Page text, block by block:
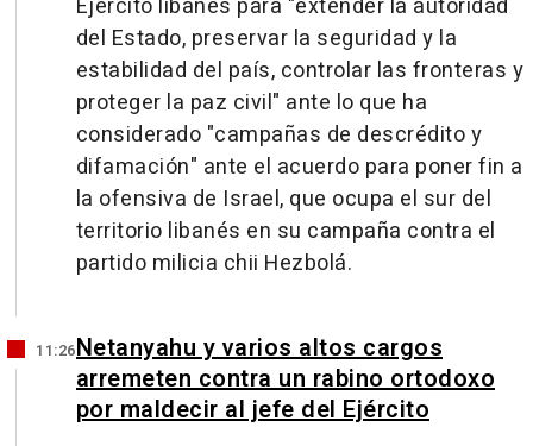
Ejército libanés para "extender la autoridad
del Estado, preservar la seguridad y la
estabilidad del país, controlar las fronteras y
proteger la paz civil" ante lo que ha
considerado "campañas de descrédito y
difamación" ante el acuerdo para poner fin a
la ofensiva de Israel, que ocupa el sur del
territorio libanés en su campaña contra el
partido milicia chii Hezbolá.
11:26Netanyahu y varios altos cargos
arremeten contra un rabino ortodoxo
por maldecir al jefe del Ejército